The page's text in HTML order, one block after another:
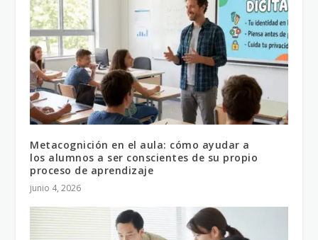
Metacognición en el aula: cómo ayudar a
los alumnos a ser conscientes de su propio
proceso de aprendizaje
junio 4, 2026